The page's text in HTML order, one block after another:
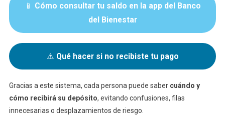
📱 Cómo consultar tu saldo en la app del Banco
del Bienestar
⚠️ Qué hacer si no recibiste tu pago
Gracias a este sistema, cada persona puede saber cuándo y
cómo recibirá su depósito, evitando confusiones, filas
innecesarias o desplazamientos de riesgo.